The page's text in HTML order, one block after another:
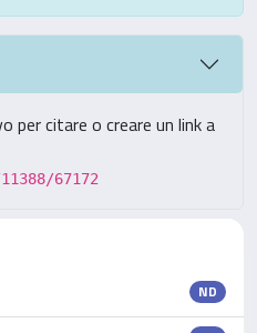
per citare o creare un link a
67172
ND